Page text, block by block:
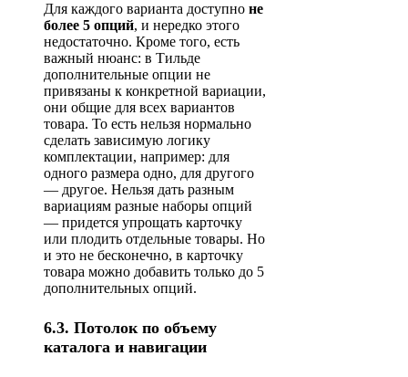
Для каждого варианта доступно не
более 5 опций, и нередко этого
недостаточно. Кроме того, есть
важный нюанс: в Тильде
дополнительные опции не
привязаны к конкретной вариации,
они общие для всех вариантов
товара. То есть нельзя нормально
сделать зависимую логику
комплектации, например: для
одного размера одно, для другого
— другое. Нельзя дать разным
вариациям разные наборы опций
— придется упрощать карточку
или плодить отдельные товары. Но
и это не бесконечно, в карточку
товара можно добавить только до 5
дополнительных опций.
6.3. Потолок по объему
каталога и навигации